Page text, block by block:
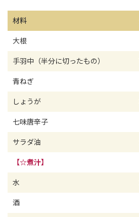
材料
大根
手羽中（半分に切ったもの）
青ねぎ
しょうが
七味唐辛子
サラダ油
【☆煮汁】
水
酒